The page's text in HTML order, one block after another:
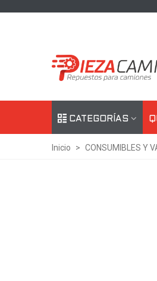
CATEGORÍAS
Inicio > CONSUMIBLES Y